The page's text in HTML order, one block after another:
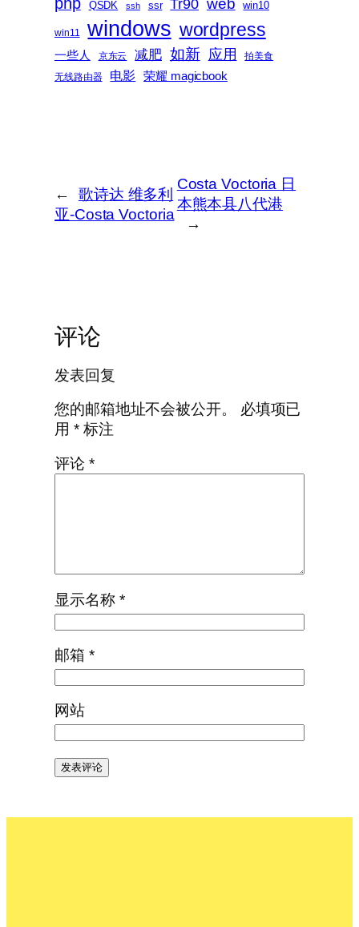
QSDK ssh ssr Tr90 win10
win11 windows wordpress
一些人 京东云 减肥 如新 应用
拍美食
无线路由器
电影 荣耀 magicbook
←
歌诗达 维多利
亚-Costa Voctoria
Costa Voctoria 日
本熊本县八代港
→
评论
发表回复
您的邮箱地址不会被公开。
必填项已
用 *标注
评论 *
显示名称 *
邮箱 *
网站